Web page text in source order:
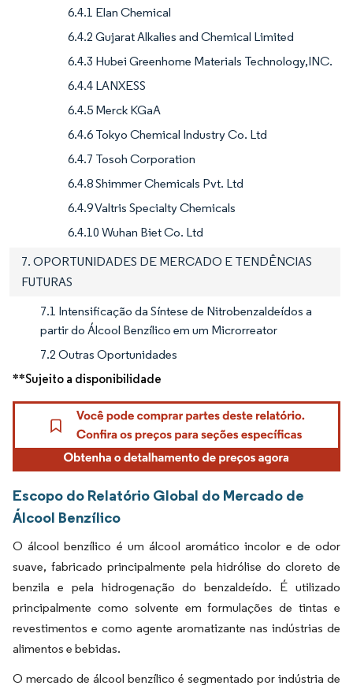
6.4.1 Elan Chemical
6.4.2 Gujarat Alkalies and Chemical Limited
6.4.3 Hubei Greenhome Materials Technology,INC.
6.4.4 LANXESS
6.4.5 Merck KGaA
6.4.6 Tokyo Chemical Industry Co. Ltd
6.4.7 Tosoh Corporation
6.4.8 Shimmer Chemicals Pvt. Ltd
6.4.9 Valtris Specialty Chemicals
6.4.10 Wuhan Biet Co. Ltd
7. OPORTUNIDADES DE MERCADO E TENDÊNCIAS
FUTURAS
7.1 Intensificação da Síntese de Nitrobenzaldeídos a
partir do Álcool Benzílico em um Microrreator
7.2 Outras Oportunidades
**Sujeito a disponibilidade
Escopo do Relatório Global do Mercado de
Álcool Benzílico
O álcool benzílico é um álcool aromático incolor e de odor
suave, fabricado principalmente pela hidrólise do cloreto de
benzila e pela hidrogenação do benzaldeído. É utilizado
principalmente como solvente em formulações de tintas e
revestimentos e como agente aromatizante nas indústrias de
alimentos e bebidas.
O mercado de álcool benzílico é segmentado por indústria de